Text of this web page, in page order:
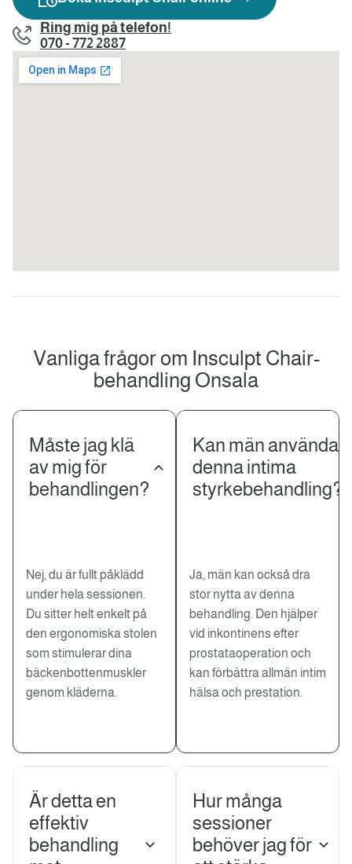
Ring mig på telefon!
070 - 772 2887
Vanliga frågor om Insculpt Chair-
behandling Onsala
Måste jag klä
av mig för
behandlingen?
Nej, du är fullt påklädd
under hela sessionen.
Du sitter helt enkelt på
den ergonomiska stolen
som stimulerar dina
bäckenbottenmuskler
genom kläderna.
Är detta en
effektiv
behandling
Kan män använda
denna intima
styrkebehandling?
Ja, män kan också dra
stor nytta av denna
behandling. Den hjälper
vid inkontinens efter
prostataoperation och
kan förbättra allmän intim
hälsa och prestation.
Hur många
sessioner
behöver jag för